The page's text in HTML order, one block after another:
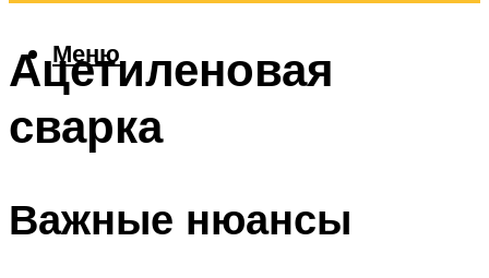
Меню
Ацетиленовая
сварка
Важные нюансы